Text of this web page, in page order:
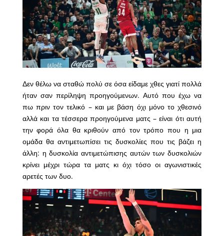
Δεν θέλω να σταθώ πολύ σε όσα είδαμε χθες γιατί πολλά
ήταν σαν περίληψη προηγούμενων. Αυτό που έχω να
πω πριν τον τελικό – και με βάση όχι μόνο το χθεσινό
αλλά και τα τέσσερα προηγούμενα ματς – είναι ότι αυτή
την φορά όλα θα κριθούν από τον τρόπο που η μια
ομάδα θα αντιμετωπίσει τις δυσκολίες που τις βάζει η
άλλη: η δυσκολία αντιμετώπισης αυτών των δυσκολιών
κρίνει μέχρι τώρα τα ματς κι όχι τόσο οι αγωνιστικές
αρετές των δυο.